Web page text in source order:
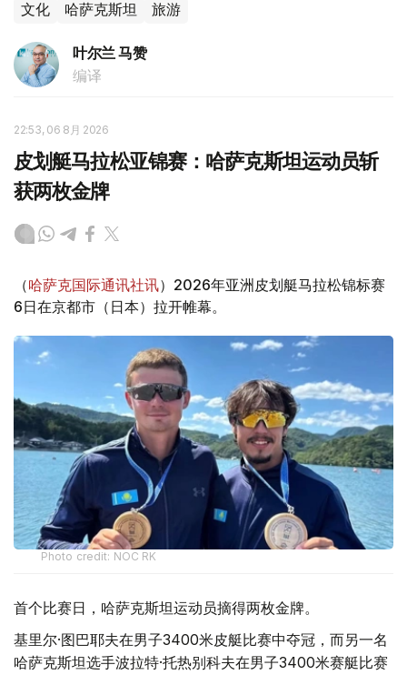
文化 哈萨克斯坦 旅游
叶尔兰 马赞
编译
22:53, 06 8月 2026
皮划艇马拉松亚锦赛：哈萨克斯坦运动员斩
获两枚金牌
（哈萨克国际通讯社讯）2026年亚洲皮划艇马拉松锦标赛
6日在京都市（日本）拉开帷幕。
Photo credit: NOC RK
首个比赛日，哈萨克斯坦运动员摘得两枚金牌。
基里尔·图巴耶夫在男子3400米皮艇比赛中夺冠，而另一名
哈萨克斯坦选手波拉特·托热别科夫在男子3400米赛艇比赛